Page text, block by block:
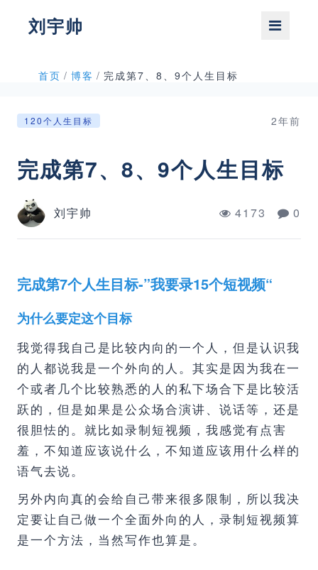
刘宇帅
首页 / 博客 / 完成第7、8、9个人生目标
120个人生目标 2年前
完成第7、8、9个人生目标
刘宇帅 4173 0
完成第7个人生目标-”我要录15个短视频“
为什么要定这个目标
我觉得我自己是比较内向的一个人，但是认识我
的人都说我是一个外向的人。其实是因为我在一
个或者几个比较熟悉的人的私下场合下是比较活
跃的，但是如果是公众场合演讲、说话等，还是
很胆怯的。就比如录制短视频，我感觉有点害
羞，不知道应该说什么，不知道应该用什么样的
语气去说。
另外内向真的会给自己带来很多限制，所以我决
定要让自己做一个全面外向的人，录制短视频算
是一个方法，当然写作也算是。